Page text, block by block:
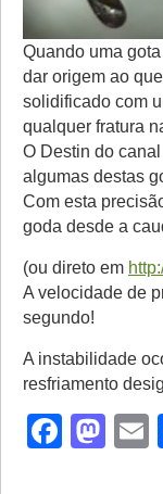
Quando uma
dar origem ao
solidificado com
qualquer fratura
O Destin do
algumas destas
Com esta
goda desde a
(ou direto em
A velocidade de
segundo!
A instabilidade
resfriamento